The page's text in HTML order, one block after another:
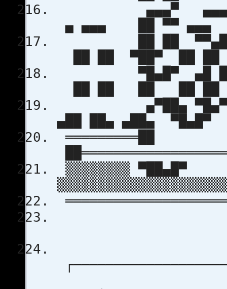
▄▄▄▀ ▄▄▄
▄ ▄▄▄ ██
██ ██ ▀▀▄██
██ ██ ▀██▀
▀█▄█▀ ▄█ ██
▄▀██▄ ▀█▄▀▀▄
▄██ ██▄ ▄██▄
═════════██
▒▒▒▒▒▒▒▒ ▀██▄█▀